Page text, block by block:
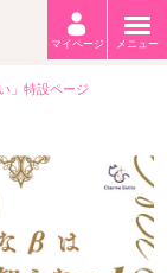
」特設ページ
マイページ メニュー